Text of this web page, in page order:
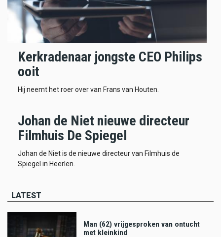
Kerkradenaar jongste CEO Philips
ooit
Hij neemt het roer over van Frans van Houten.
Johan de Niet nieuwe directeur
Filmhuis De Spiegel
Johan de Niet is de nieuwe directeur van Filmhuis de
Spiegel in Heerlen.
LATEST
Man (62) vrijgesproken van ontucht
met kleinkind